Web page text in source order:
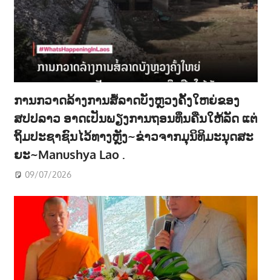
ການກວາດລ້າງການສໍ້ລາດບັງຫຼວງຄັ້ງໃຫຍ່ຂອງ
ສປປລາວ ອາດເປັນພຽງການຖອນທຶນຄືນໃຫ້ລັດ ແຕ່
ຖິ້ມປະຊາຊົນໄວ້ທາງຫຼັງ~ຂ່າວຈາກມຸນິທິມະນຸດສະ
ຍະ~Manushya Lao .
09/07/2026